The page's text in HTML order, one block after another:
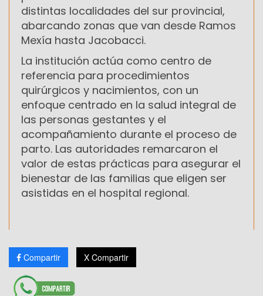
distintas localidades del sur provincial,
abarcando zonas que van desde Ramos
Mexía hasta Jacobacci.
La institución actúa como centro de
referencia para procedimientos
quirúrgicos y nacimientos, con un
enfoque centrado en la salud integral de
las personas gestantes y el
acompañamiento durante el proceso de
parto. Las autoridades remarcaron el
valor de estas prácticas para asegurar el
bienestar de las familias que eligen ser
asistidas en el hospital regional.
Compartir X Compartir